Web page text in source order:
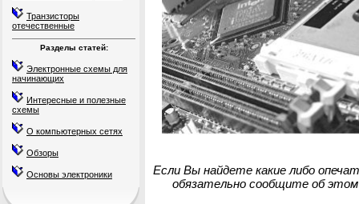
Транзисторы
отечественные
Разделы статей:
Электронные схемы для
начинающих
Интересные и полезные
схемы
О компьютерных сетях
Обзоры
Основы электроники
Если Вы найдете какие либо
обязательно сообщите об